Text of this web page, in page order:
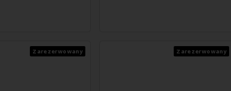
Zarezerwowany Zarezerwowany